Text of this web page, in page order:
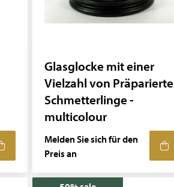
Glasglocke mit einer
Vielzahl von Präparierte
Schmetterlinge -
multicolour
Melden Sie sich für den
Preis an